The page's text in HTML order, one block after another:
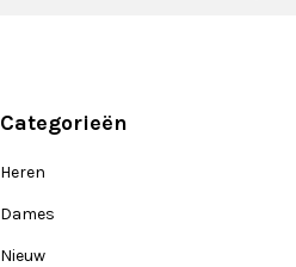
Categorieën
Heren
Dames
Nieuw